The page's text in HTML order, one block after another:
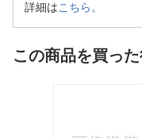
詳細はこちら。
この商品を買っ